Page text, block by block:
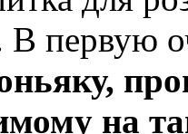
В первую
на